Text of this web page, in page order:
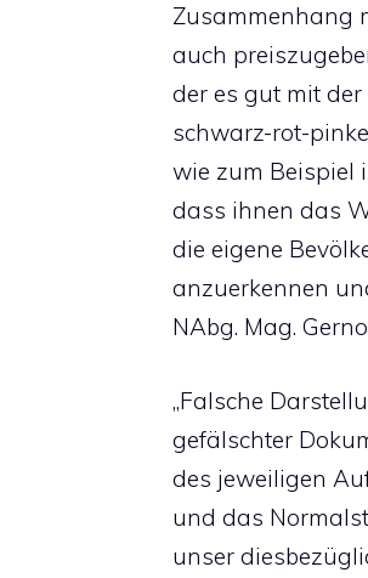
Zusammenhang
auch
der es gut mit
schwarz-rot-
wie zum Beispiel
dass ihnen das
die eigene
anzuerkennen
NAbg. Mag.
„Falsche
gefälschter
des jeweiligen
und das
unser